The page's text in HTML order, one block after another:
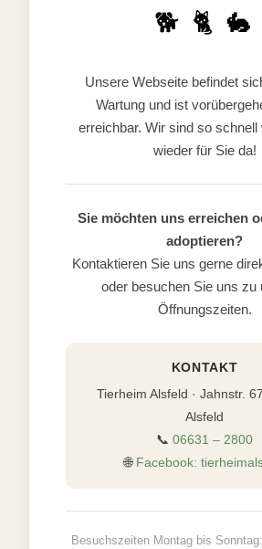
🐕 🐈 🐇
Unsere Webseite befindet
Wartung und ist
erreichbar. Wir sind so schnell
wieder für Sie da!
Sie möchten uns erreichen
adoptieren?
Kontaktieren Sie uns gerne
oder besuchen Sie uns zu
Öffnungszeiten.
KONTAKT
Tierheim Alsfeld · Jahnstr.
Alsfeld
📞 06631 – 2800
🌐 Facebook:
Besuchszeiten Montag bis